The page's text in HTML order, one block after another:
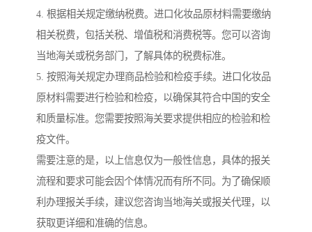
4. 根据相关规定缴纳税费。进口化妆品原材料需要缴纳
相关税费，包括关税、增值税和消费税等。您可以咨询
当地海关或税务部门，了解具体的税费标准。
5. 按照海关规定办理商品检验和检疫手续。进口化妆品
原材料需要进行检验和检疫，以确保其符合中国的安全
和质量标准。您需要按照海关要求提供相应的检验和检
疫文件。
需要注意的是，以上信息仅为一般性信息，具体的报关
流程和要求可能会因个体情况而有所不同。为了确保顺
利办理报关手续，建议您咨询当地海关或报关代理，以
获取更详细和准确的信息。